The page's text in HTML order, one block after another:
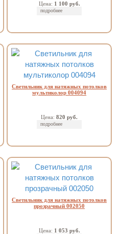
Цена: 1 100 руб.
подробнее
Светильник для натяжных потолков
мультиколор 004094
Цена:820 руб.
подробнее
Светильник для натяжных потолков
прозрачный 002050
Цена: 1 053 руб.